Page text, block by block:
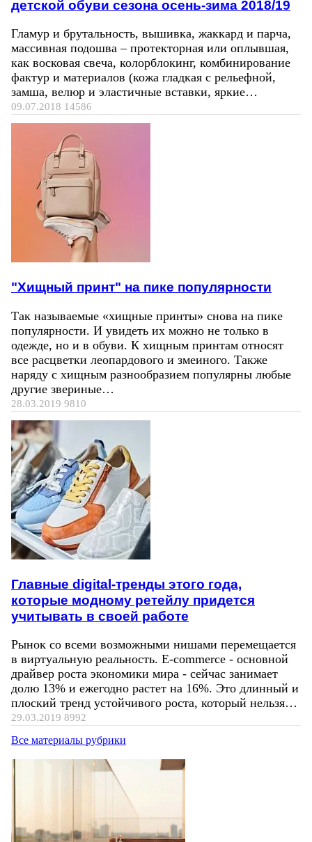
детской обуви сезона осень-зима 2018/19
Гламур и брутальность, вышивка, жаккард и парча,
массивная подошва – протекторная или оплывшая,
как восковая свеча, колорблокинг, комбинирование
фактур и материалов (кожа гладкая с рельефной,
замша, велюр и эластичные вставки, яркие…
09.07.2018 14586
"Хищный принт" на пике популярности
Так называемые «хищные принты» снова на пике
популярности. И увидеть их можно не только в
одежде, но и в обуви. К хищным принтам относят
все расцветки леопардового и змеиного. Также
наряду с хищным разнообразием популярны любые
другие звериные…
28.03.2019 9810
Главные digital-тренды этого года,
которые модному ретейлу придется
учитывать в своей работе
Рынок со всеми возможными нишами перемещается
в виртуальную реальность. E-commerce - основной
драйвер роста экономики мира - сейчас занимает
долю 13% и ежегодно растет на 16%. Это длинный и
плоский тренд устойчивого роста, который нельзя…
29.03.2019 8992
Все материалы рубрики